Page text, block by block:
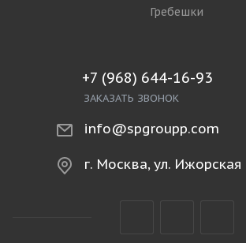
Гребешки
+7 (968) 644-16-93
ЗАКАЗАТЬ ЗВОНОК
info@spgroupp.com
г. Москва, ул. Ижорская